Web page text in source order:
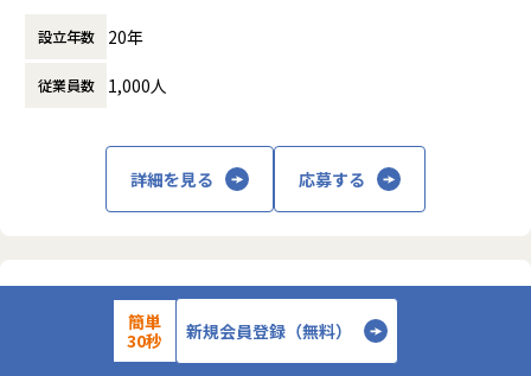
めに、最適なITソリューションの提供を目指して展開してき
しての存在価値である「企業理念」と今後の指針となる「ビ
【企業理念】すごい！を追求する
【ビジョン】日本でもっともエンジニアがわくわくする会社
お客様とたくさんのエンジニアに支えられ、アクサスは設立
以来安定した経営を続けてきました。しかし、私たちが掲げ
る理念・ビジョンの実現に向けては更なる飛躍が必要であ
り、常に挑戦し続け、進化を求めています。私たち「アクサ
「すごい！」というポジティブな驚きを示す
聞かれるような、そんな質の高い仕事を提供
し続けようという決意の形です。
くする気持ちを持って事業に取り組むことが
大切です。そこで社内環境、評価体制、研修
システム、福利厚生などを整え、エンジニア
が希望を描きながらクリエイティブな能力を
設立年数 20年
従業員数 1,000人
詳細を見る 応募する
アクサス株式会社
【正社員/関西/インフラエンジニア（PL・PM候補）】「日本で
もっともエンジニアがわくわくする会社になる」というビジョン
簡単
30秒
新規会員登録（無料）